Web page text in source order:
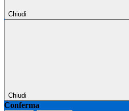
Chiudi
Chiudi
Conferma